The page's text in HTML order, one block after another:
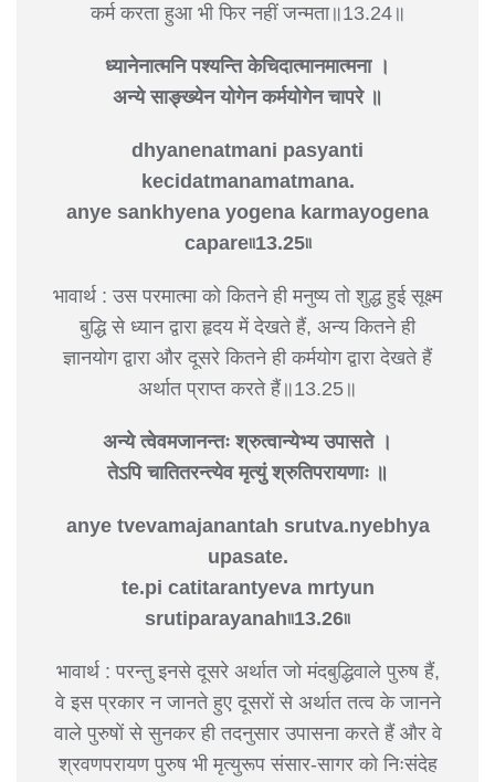
कर्म करता हुआ भी फिर नहीं जन्मता॥13.24॥
ध्यानेनात्मनि पश्यन्ति केचिदात्मानमात्मना ।
अन्ये साङ्‍ख्येन योगेन कर्मयोगेन चापरे ॥
dhyanenatmani pasyanti
kecidatmanamatmana.
anye sankhyena yogena karmayogena
capare৷৷13.25৷৷
भावार्थ : उस परमात्मा को कितने ही मनुष्य तो शुद्ध हुई सूक्ष्म
बुद्धि से ध्यान द्वारा हृदय में देखते हैं, अन्य कितने ही
ज्ञानयोग द्वारा और दूसरे कितने ही कर्मयोग द्वारा देखते हैं
अर्थात प्राप्त करते हैं॥13.25॥
अन्ये त्वेवमजानन्तः श्रुत्वान्येभ्य उपासते ।
तेऽपि चातितरन्त्येव मृत्युं श्रुतिपरायणाः ॥
anye tvevamajanantah srutva.nyebhya
upasate.
te.pi catitarantyeva mrtyun
srutiparayanah৷৷13.26৷৷
भावार्थ : परन्तु इनसे दूसरे अर्थात जो मंदबुद्धिवाले पुरुष हैं,
वे इस प्रकार न जानते हुए दूसरों से अर्थात तत्व के जानने
वाले पुरुषों से सुनकर ही तदनुसार उपासना करते हैं और वे
श्रवणपरायण पुरुष भी मृत्युरूप संसार-सागर को निःसंदेह